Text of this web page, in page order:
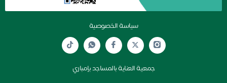
سياسة الخصوصية
جمعية العناية بالمساجد بإمباري